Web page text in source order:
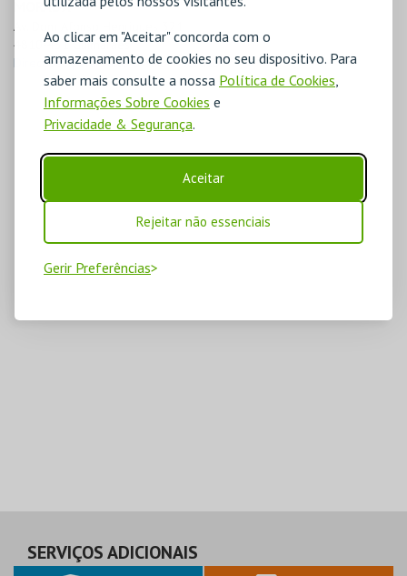
Ao clicar em "Aceitar" concorda com o
armazenamento de cookies no seu dispositivo. Para
saber mais consulte a nossa Política de Cookies
Informações Sobre Cookies e
Privacidade & Segurança.
Aceitar
Rejeitar não essenciais
Gerir Preferências
MORADA
Av. Dom Afonso Henriques 321
4810-431 Guimarães
Direcções para Salas Ensaio T. Jordão
SERVIÇOS ADICIONAIS